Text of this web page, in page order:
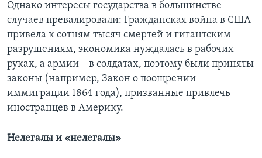
Однако интересы государства в большинстве
случаев превалировали: Гражданская война в США
привела к сотням тысяч смертей и гигантским
разрушениям, экономика нуждалась в рабочих
руках, а армии – в солдатах, поэтому были приняты
законы (например, Закон о поощрении
иммиграции 1864 года), призванные привлечь
иностранцев в Америку.
Нелегалы и «нелегалы»